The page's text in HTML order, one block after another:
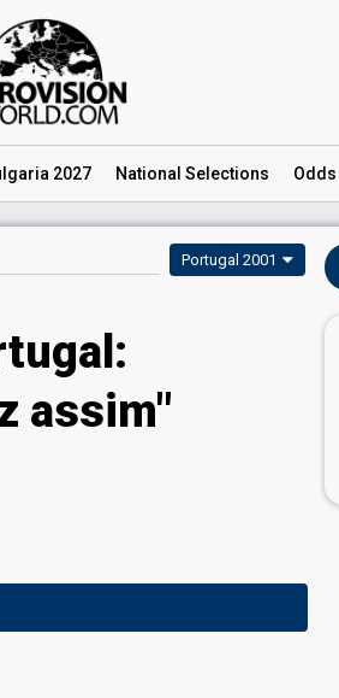
2027 National Selections Odds
Portugal 2001
assim"